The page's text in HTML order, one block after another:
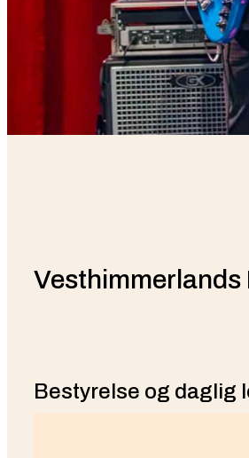
Bestyrelse og daglig